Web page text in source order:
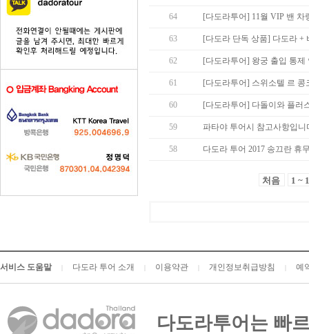
64 [다도라투어] 11월 VIP 밴 차
63 [다도라 단독 상품] 다도라 +
62 [다도라투어] 왕궁 출입 통제
61 [다도라투어] 스위소텔 르
60 [다도라투어] 다돌이와 플러
59 파타야 투어시 참고사항입
58 다도라 투어 2017 송끄란 휴
처음 1 ~
서비스 도움말 다도라 투어 소개 이용약관 개인정보취급방침 예
다도라투어는 빠